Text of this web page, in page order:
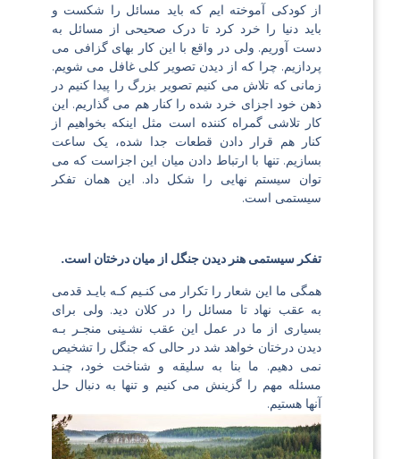
از کودکی آموخته ایم که باید مسائل را شکست و
باید دنیا را خرد کرد تا درک صحیحی از مسائل به
دست آوریم. ولی در واقع با این کار بهای گزافی می
پردازیم. چرا که از دیدن تصویر کلی غافل می شویم.
زمانی که تلاش می کنیم تصویر بزرگ را پیدا کنیم در
ذهن خود اجزای خرد شده را کنار هم می گذاریم. این
کار تلاشی گمراه کننده است مثل اینکه بخواهیم از
کنار هم قرار دادن قطعات جدا شده، یک ساعت
بسازیم. تنها با ارتباط دادن میان این اجزاست که می
توان سیستم نهایی را شکل داد. این همان تفکر
سیستمی است.
تفکر سیستمی هنر دیدن جنگل از میان درختان است.
همگی ما این شعار را تكرار می كنـیم كـه بایـد قدمی
به عقب نهاد تا مسائل را در کلان دید. ولی برای
بسیاری از ما در عمل این عقب نشـینی منجـر بـه
دیدن درختان خواهد شد در حالی كه جنگل را تشخیص
نمی دهیم. ما بنا به سلیقه و شناخت خود، چنـد
مسئله مهم را گزینش می كنیم و تنها به دنبال حل
آنها هستیم.